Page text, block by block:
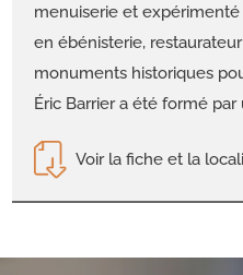
menuiserie et expérimenté
en ébénisterie,
monuments historiques
Éric Barrier a été formé par
Voir la fiche et la